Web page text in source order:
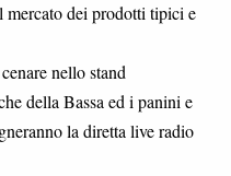
mercato dei prodotti tipici e
nello stand
della Bassa ed i panini e
la diretta live radio